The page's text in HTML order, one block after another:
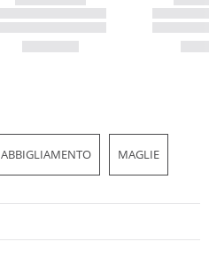
ABBIGLIAMENTO MAGLIE